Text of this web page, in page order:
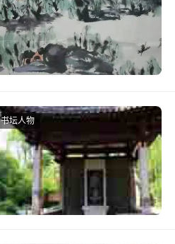
书坛人物